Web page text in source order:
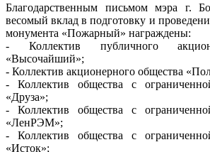
Благодарственным письмом мэра г.
весомый вклад в подготовку и
монумента «Пожарный» награждены:
- Коллектив публичного
«Высочайший»;
- Коллектив акционерного общества
- Коллектив общества с
«Друза»;
- Коллектив общества с
«ЛенРЭМ»;
- Коллектив общества с
«Исток»;